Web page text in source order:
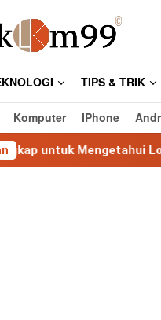
TIPS & TRIK
Komputer IPhone
Lokasi Alamat